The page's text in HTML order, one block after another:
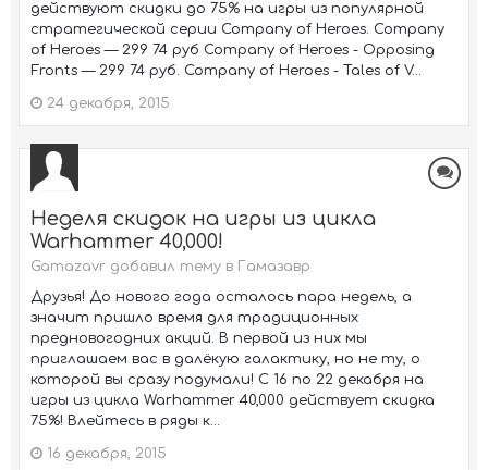
действуют скидки до 75% на игры из популярной
стратегической серии Company of Heroes. Company
of Heroes — 299 74 руб Company of Heroes - Opposing
Fronts — 299 74 руб. Company of Heroes - Tales of V...
24 декабря, 2015
Неделя скидок на игры из цикла
Warhammer 40,000!
Gamazavr добавил тему в
Гамазавр
Друзья! До нового года осталось пара недель, а
значит пришло время для традиционных
предновогодних акций. В первой из них мы
приглашаем вас в далёкую галактику, но не ту, о
которой вы сразу подумали! С 16 по 22 декабря на
игры из цикла Warhammer 40,000 действует скидка
75%! Влейтесь в ряды к...
16 декабря, 2015